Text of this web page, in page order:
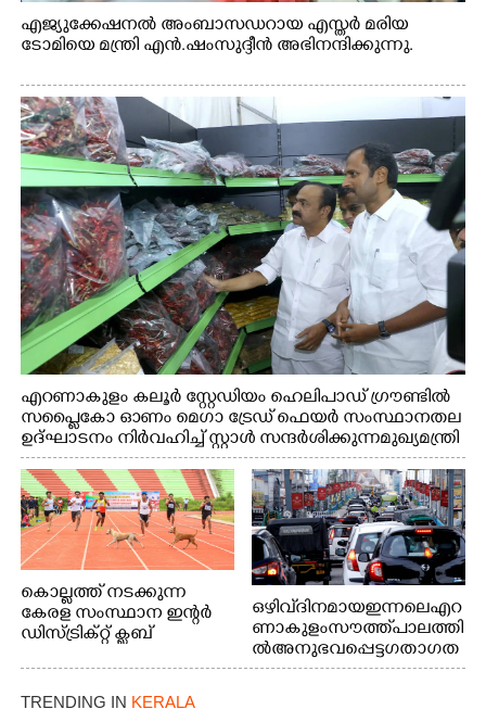
എജ്യുക്കേഷനൽ അംബാസഡറായ എസ്തർ മരിയ
ടോമിയെ മന്ത്രി എൻ.ഷംസുദ്ദീൻ അഭിനന്ദിക്കുന്നു.
എറണാകുളം കലൂർ സ്റ്റേഡിയം ഹെലിപാഡ് ഗ്രൗണ്ടിൽ
സപ്ളൈകോ ഓണം മെഗാ ട്രേഡ് ഫെയർ സംസ്ഥാനതല
ഉദ്ഘാടനം നിർവഹിച്ച് സ്റ്റാൾ സന്ദർശിക്കുന്ന മുഖ്യമന്ത്രി
വി.ഡി. സതീശൻ. മന്ത്രി അനൂപ് ജേക്കബ് സമീപം
കൊല്ലത്ത് നടക്കുന്ന
കേരള സംസ്ഥാന ഇന്റർ
ഡിസ്ട്രിക്റ്റ് ക്ലബ്
ചാമ്പ്യൻഷിപ്പിൽ അണ്ടർ
20 ആൺകുട്ടികളുടെ 200
ഒഴിവ് ദിനമായ ഇന്നലെ എറ
ണാകുളം സൗത്ത് പാലത്തി
ൽ അനുഭവപ്പെട്ട ഗതാഗത
ക്കുരുക്ക്
TRENDING IN KERALA